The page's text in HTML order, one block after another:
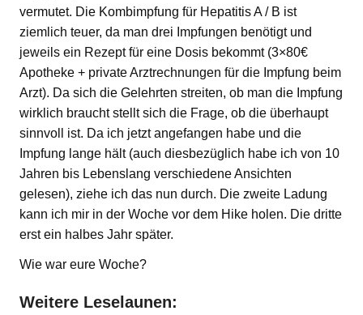
vermutet. Die Kombimpfung für Hepatitis A / B ist
ziemlich teuer, da man drei Impfungen benötigt und
jeweils ein Rezept für eine Dosis bekommt (3×80€
Apotheke + private Arztrechnungen für die Impfung beim
Arzt). Da sich die Gelehrten streiten, ob man die Impfung
wirklich braucht stellt sich die Frage, ob die überhaupt
sinnvoll ist. Da ich jetzt angefangen habe und die
Impfung lange hält (auch diesbezüglich habe ich von 10
Jahren bis Lebenslang verschiedene Ansichten
gelesen), ziehe ich das nun durch. Die zweite Ladung
kann ich mir in der Woche vor dem Hike holen. Die dritte
erst ein halbes Jahr später.
Wie war eure Woche?
Weitere Leselaunen: